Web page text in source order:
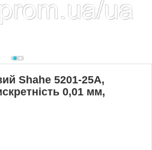
Shahe 5201-25A,
0,01 мм,